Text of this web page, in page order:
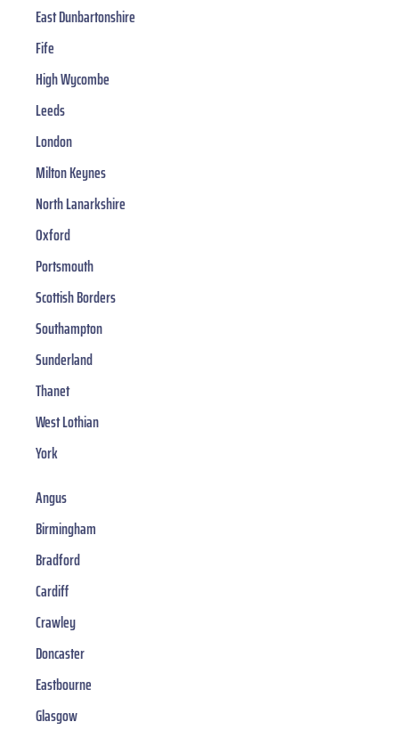
East Dunbartonshire
Fife
High Wycombe
Leeds
London
Milton Keynes
North Lanarkshire
Oxford
Portsmouth
Scottish Borders
Southampton
Sunderland
Thanet
West Lothian
York
Angus
Birmingham
Bradford
Cardiff
Crawley
Doncaster
Eastbourne
Glasgow